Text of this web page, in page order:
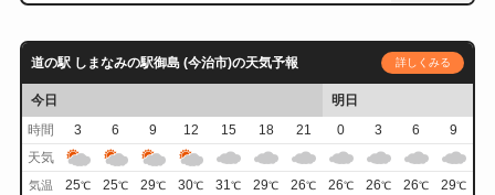
道の駅 しまなみの駅御島 (今治市)の天気予報 詳しくみる
今日
明日
時間
3 6 9 12 15 18 21 0 3 6
9
天気
気温 25℃ 25℃ 29℃ 30℃ 31℃ 29℃ 26℃ 26℃ 26℃ 26℃ 29℃